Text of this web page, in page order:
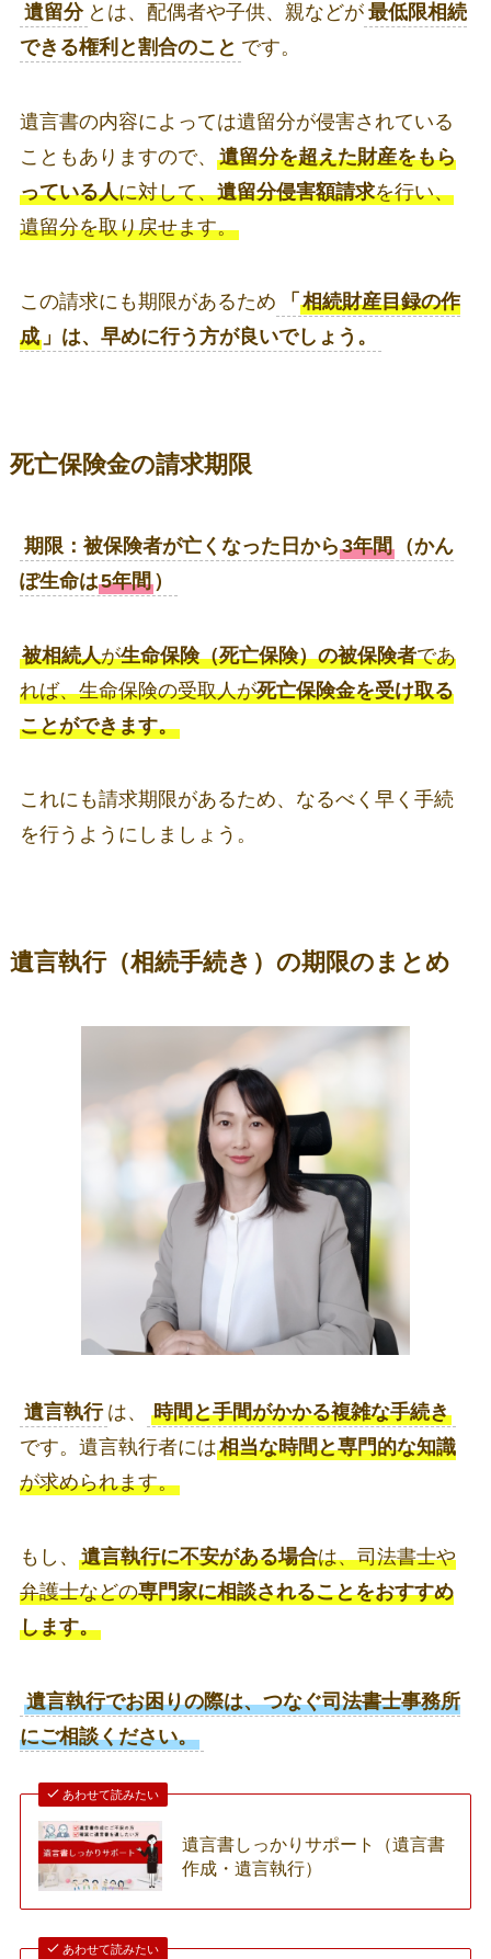
遺留分 とは、配偶者や子供、親などが 最低限相続
できる権利と割合のこと です。
遺言書の内容によっては遺留分が侵害されている
こともありますので、 遺留分を超えた財産をもら
っている人に対して、遺留分侵害額請求を行い、
遺留分を取り戻せます。
この請求にも期限があるため 「 相続財産目録の作
成」は、早めに行う方が良いでしょう。
死亡保険金の請求期限
期限：被保険者が亡くなった日から3年間（かん
ぽ生命は5年間）
被相続人が生命保険（死亡保険）の被保険者であ
れば、生命保険の受取人が死亡保険金を受け取る
ことができます。
これにも請求期限があるため、なるべく早く手続
を行うようにしましょう。
遺言執行（相続手続き）の期限のまとめ
遺言執行 は、
時間と手間がかかる複雑な手続き
です。遺言執行者には相当な時間と専門的な知識
が求められます。
もし、 遺言執行に不安がある場合は、司法書士や
弁護士などの専門家に相談されることをおすすめ
します。
遺言執行でお困りの際は、つなぐ司法書士事務所
にご相談ください。
あわせて読みたい
遺言書しっかりサポート（遺言書
作成・遺言執行）
あわせて読みたい